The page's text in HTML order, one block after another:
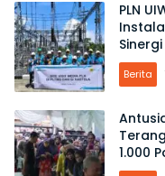
PLN
Berita
1.000